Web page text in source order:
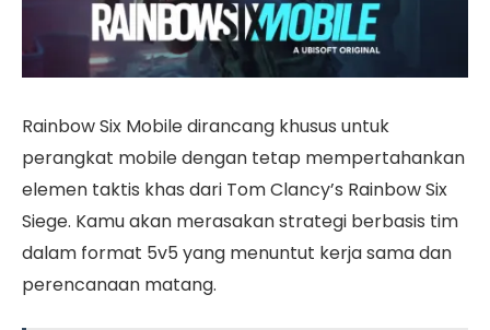
Rainbow Six Mobile dirancang khusus untuk
perangkat mobile dengan tetap mempertahankan
elemen taktis khas dari Tom Clancy’s Rainbow Six
Siege. Kamu akan merasakan strategi berbasis tim
dalam format 5v5 yang menuntut kerja sama dan
perencanaan matang.